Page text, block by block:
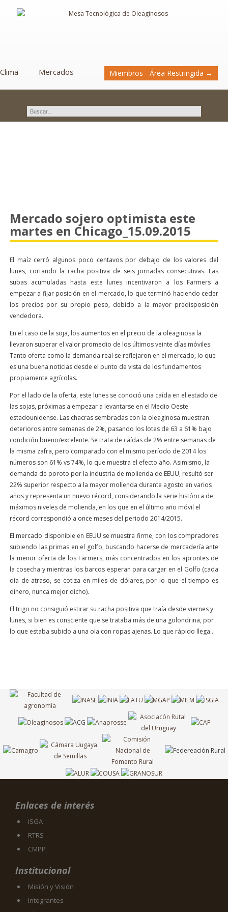
Clima Mercados Miembros - Área Restringida →
Mercado sojero optimista este
martes en Chicago_15.09.2015
El maíz cerró algunos poco centavos por debajo de los valores del
lunes, cortando la racha positiva de seis jornadas consecutivas. Las
subas acumuladas hasta este lunes incentivaron a los Farmers a
empezar a fijar posición en el mercado, lo que terminó haciendo ceder
los precios por su propio peso, debido a la mayor predisposición
vendedora.
En el caso de la soja, los aumentos en el precio de la oleaginosa la
llevaron superar el valor promedio de los últimos veinte días móviles.
Tanto oferta como la demanda real se reflejaron en el mercado, lo que
es una buena noticias desde el punto de vista de los fundamentos
propiamente agrícolas.
Por el lado de la oferta, este lunes se conoció una caída en el estado de
las sojas, próximas a empezar a levantarse en el Medio Oeste
estadounidense. Las chacras sembradas con la oleaginosa muestran
deterioros entre semanas de 2%, pasando los lotes de 63 a 61% bajo
condición bueno/excelente. Se trata de caídas de 2% entre semanas de
la misma zafra, pero comparado con el mismo período de 2014 los
números son 61% vs 74%, lo que muestra el efecto año. Asimismo, la
demanda de poroto por la industria de molienda de EEUU, resultó ser
22% superior respecto a la mayor molienda durante agosto en varios
años y representa un nuevo récord, considerando la serie histórica de
máximos niveles de molienda, en los que en el último año móvil el
récord correspondió a once meses del periodo 2014/2015.
El mercado disponible en EEUU se muestra firme, con los compradores
subiendo las primas en el golfo, buscando hacerse de mercadería ante
la menor oferta de los Farmers, más concentrados en los aprontes de
la cosecha y mientras los barcos esperan para cargar en el Golfo (cada
día de atraso, se cotiza en miles de dólares, por lo que el tiempo es
dinero, nunca mejor dicho).
El trigo no consiguió estirar su racha positiva que traía desde viernes y
lunes, si bien es consciente que se trataba más de una golondrina, por
lo que estaba subido a una ola con ropas ajenas. Lo que rápido llega…
Enlaces de interés
ISGA
RTRS
CMPP
Institucional
Misión y Visión
Integrantes